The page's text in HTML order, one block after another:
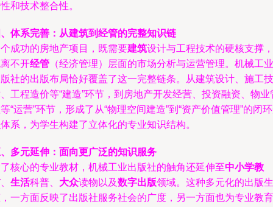
和技术整合性。
体系完善：从建筑到经管的完整知识链
成功的房地产项目，既需要建筑设计与工程技术的硬核支撑，
不开经管 （经济管理）层面的市场分析与运营管理。机械工业
社的出版布局恰好覆盖了这一完整链条。从建筑设计、施工技
工程造价等“建造”环节，到房地产开发经营、投资融资、物业
“运营”环节，形成了从“物理空间建造”到“资产价值管理”的闭
系，为学生构建了立体化的专业知识结构。
多元延伸：面向更广泛的知识服务
核心的专业教材，机械工业出版社的触角还延伸至中小学教
、 生活科普、 大众读物以及数字出版领域。这种多元化的出版生
一方面反映了出版社服务社会的广度，另一方面也为专业教育